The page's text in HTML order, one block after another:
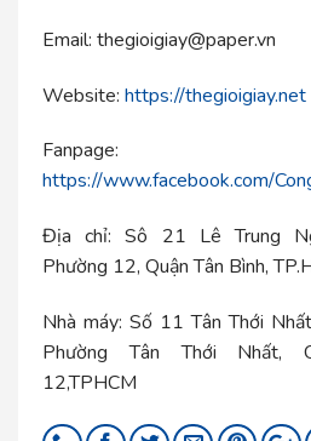
Email: thegioigiay@paper.vn
Website: https://thegioigiay.net
Fanpage:
https://www.facebook.com/
Địa chỉ: Sô 21 Lê Trung
Phường 12, Quận Tân Bình,
Nhà máy: Số 11 Tân Thới
Phường Tân Thới Nhất,
12,TPHCM